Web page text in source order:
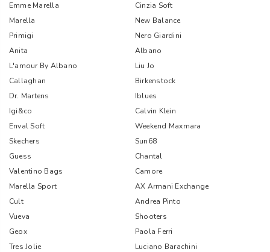
Emme Marella
Cinzia Soft
Marella
New Balance
Primigi
Nero Giardini
Anita
Albano
L'amour By Albano
Liu Jo
Callaghan
Birkenstock
Dr. Martens
Iblues
Igi&co
Calvin Klein
Enval Soft
Weekend Maxmara
Skechers
Sun68
Guess
Chantal
Valentino Bags
Camore
Marella Sport
AX Armani Exchange
Cult
Andrea Pinto
Vueva
Shooters
Geox
Paola Ferri
Tres Jolie
Luciano Barachini